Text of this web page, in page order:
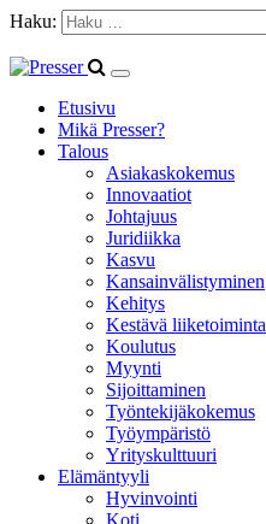
Haku:
Etusivu
Mikä Presser?
Talous
Asiakaskokemus
Innovaatiot
Johtajuus
Juridiikka
Kasvu
Kansainvälistyminen
Kehitys
Kestävä liiketoiminta
Koulutus
Myynti
Sijoittaminen
Työntekijäkokemus
Työympäristö
Yrityskulttuuri
Elämäntyyli
Hyvinvointi
Koti